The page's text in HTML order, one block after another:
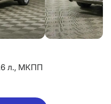
л., МКПП